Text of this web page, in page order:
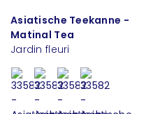
Asiatische Teekanne -
Matinal Tea
Jardin fleuri